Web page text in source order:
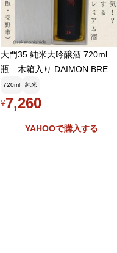
大門35 純米大吟醸酒 720ml
瓶 木箱入り DAIMON BREWE
RY JUNMAI DAIGINJO [日本酒
大阪地酒 大門酒造] プレゼント
ランキング
720ml 純米
¥7,260
YAHOOで購入する